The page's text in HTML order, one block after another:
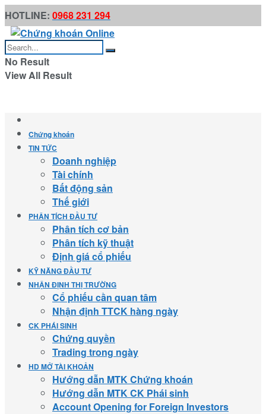
HOTLINE: 0968 231 294
No Result
View All Result
Chứng khoán
TIN TỨC
Doanh nghiệp
Tài chính
Bất động sản
Thế giới
PHÂN TÍCH ĐẦU TƯ
Phân tích cơ bản
Phân tích kỹ thuật
Định giá cổ phiếu
KỸ NĂNG ĐẦU TƯ
NHẬN ĐỊNH THỊ TRƯỜNG
Cổ phiếu cần quan tâm
Nhận định TTCK hàng ngày
CK PHÁI SINH
Chứng quyền
Trading trong ngày
HD MỞ TÀI KHOẢN
Hướng dẫn MTK Chứng khoán
Hướng dẫn MTK CK Phái sinh
Account Opening for Foreign Investors